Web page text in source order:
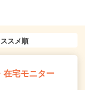
在宅モニター